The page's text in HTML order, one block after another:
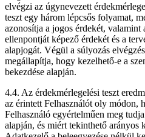
elvégzi az úgynevezett
teszt egy három lépcsős folyamat,
azonosítja a jogos érdekét, valamint
ellenpontját képező érdekét és a
alapjogát. Végül a súlyozás
megállapítja, hogy kezelhető-e a
bekezdése alapján.
4.4. Az érdekmérlegelési teszt
az érintett Felhasználót oly módon,
Felhasználó egyértelműen meg
alapján, és miért tekinthető arányos